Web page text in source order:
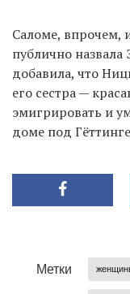
Саломе, впрочем,
публично
добавила, что
его сестра —
эмигрировать и
доме под
Метки